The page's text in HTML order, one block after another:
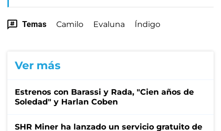
Temas Camilo Evaluna Índigo
Ver más
Estrenos con Barassi y Rada, "Cien años de
Soledad" y Harlan Coben
SHR Miner ha lanzado un servicio gratuito de